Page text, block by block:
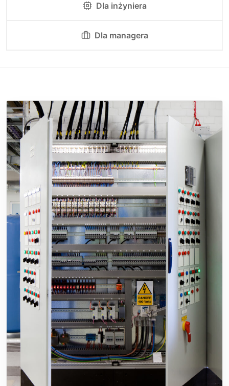
Dla inżyniera
Dla managera